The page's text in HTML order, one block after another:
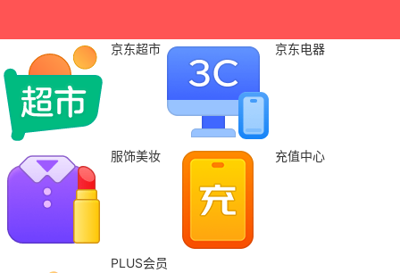
京东超市 京东电器
服饰美妆 充值中心
PLUS会员